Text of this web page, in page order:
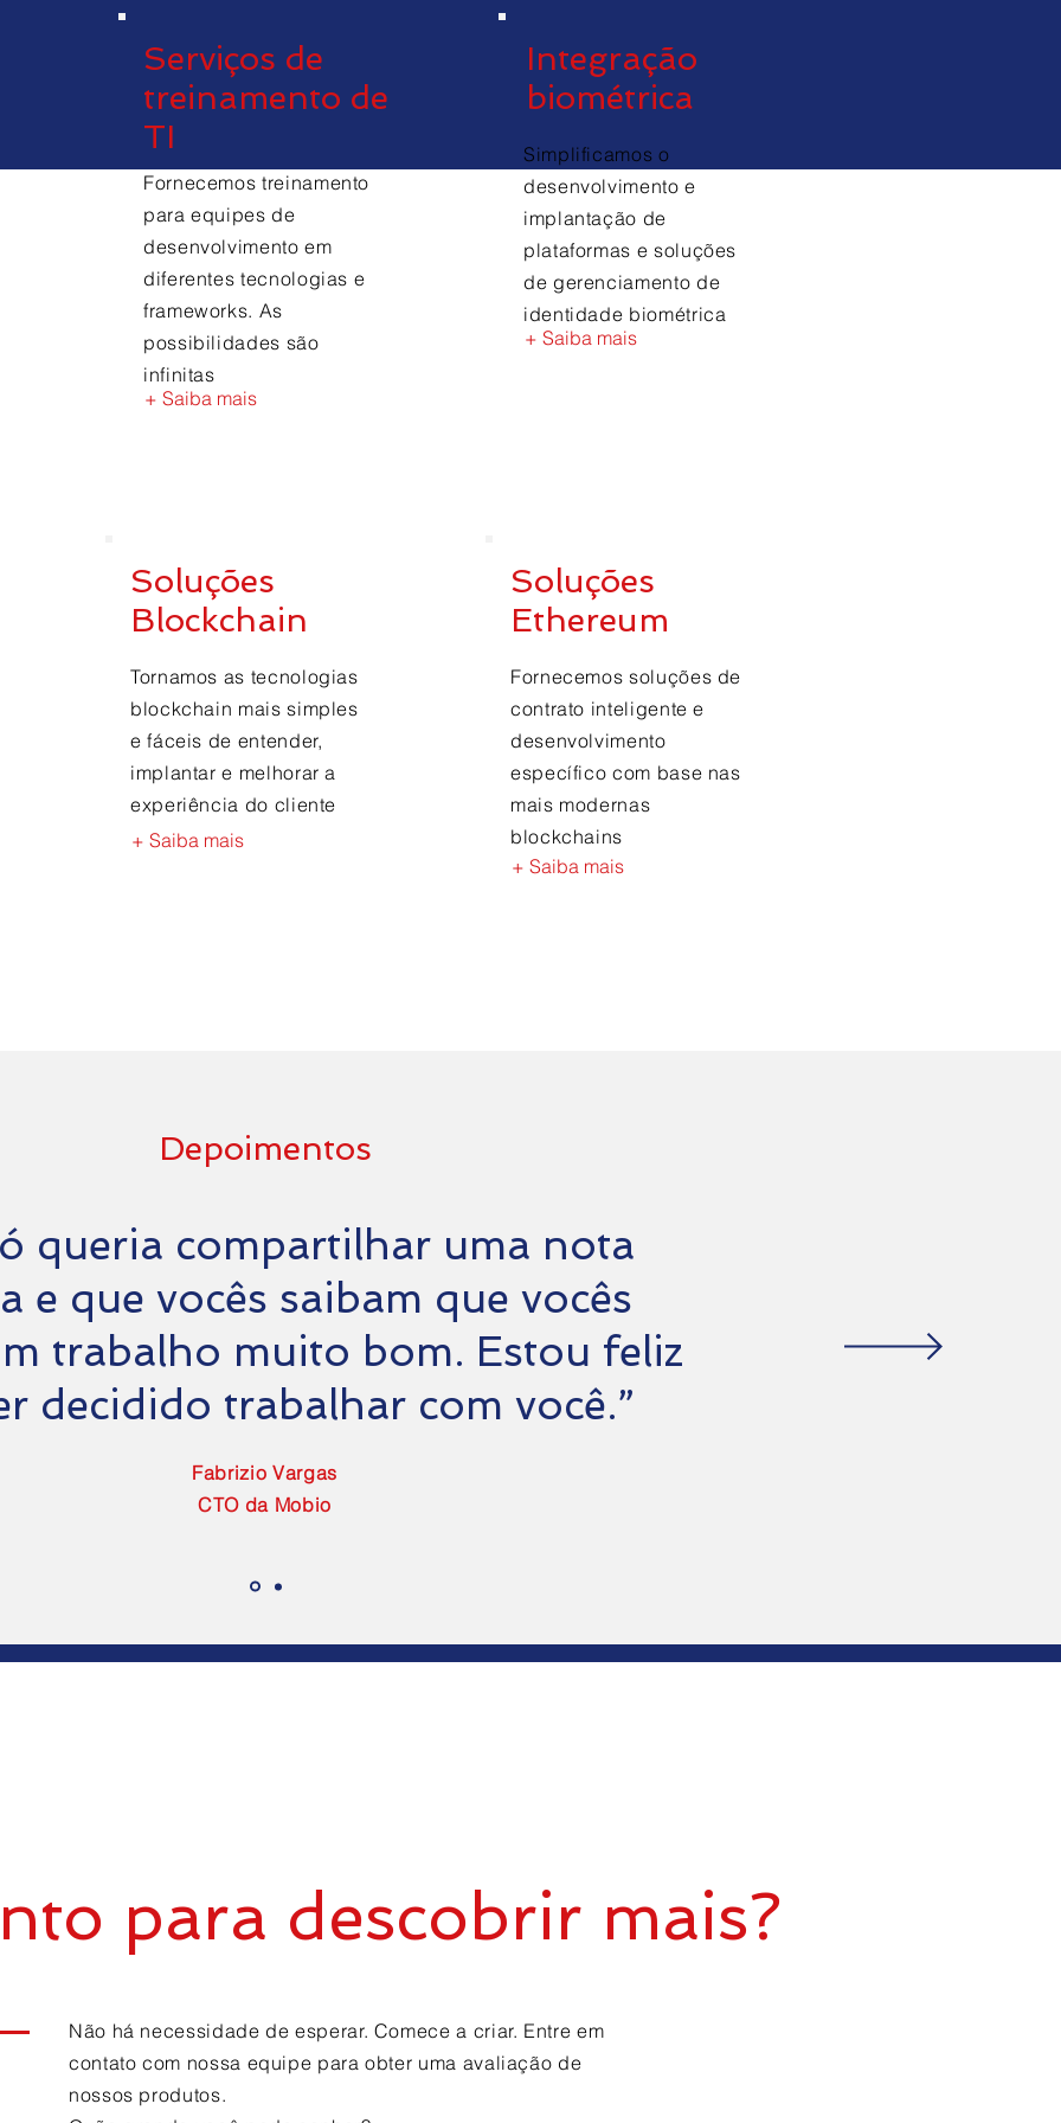
Serviços de
treinamento de
TI
Fornecemos treinamento
para equipes de
desenvolvimento em
diferentes tecnologias e
frameworks. As
possibilidades são
infinitas
+ Saiba mais
Integração
biométrica
Simplificamos o
desenvolvimento e
implantação de
plataformas e soluções
de gerenciamento de
identidade biométrica
+ Saiba mais
Soluções
Blockchain
Tornamos as tecnologias
blockchain mais simples
e fáceis de entender,
implantar e melhorar a
experiência do cliente
+ Saiba mais
Soluções
Ethereum
Fornecemos soluções de
contrato inteligente e
desenvolvimento
específico com base nas
mais modernas
blockchains
+ Saiba mais
Depoimentos
queria compartilhar uma nota
e que vocês saibam que vocês
trabalho muito bom. Estou feliz
decidido trabalhar com você.”
Fabrizio Vargas
CTO da Mobio
para descobrir mais?
Não há necessidade de esperar. Comece a criar. Entre em
contato com nossa equipe para obter uma avaliação de
nossos produtos.